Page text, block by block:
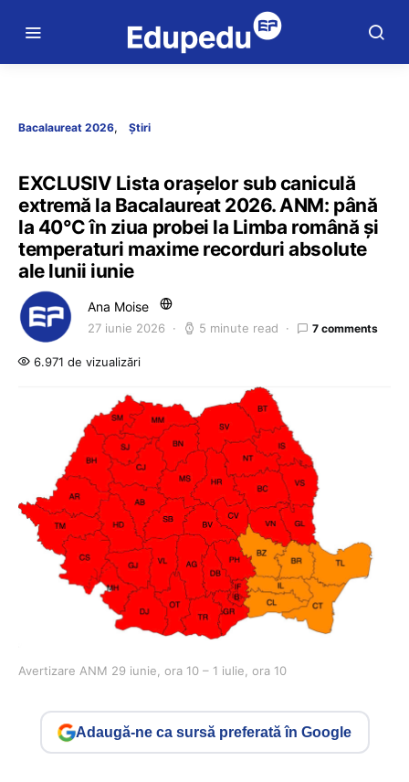
Bacalaureat 2026 Știri
EXCLUSIV Lista orașelor sub caniculă
extremă la Bacalaureat 2026. ANM: până
la 40°C în ziua probei la Limba română și
temperaturi maxime recorduri absolute
ale lunii iunie
Ana Moise
27 iunie 2026 5 minute read 7 comments
6.971 de vizualizări
Avertizare ANM 29 iunie, ora 10 – 1 iulie, ora 10
Adaugă-ne ca sursă preferată în Google